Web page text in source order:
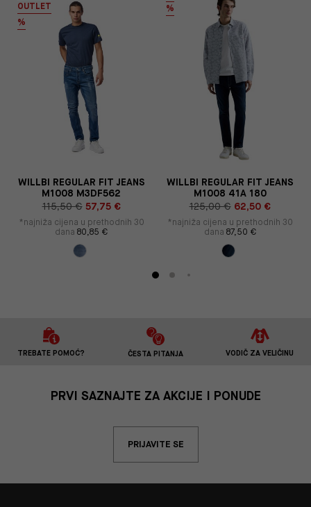
OUTLET
%
WILLBI REGULAR FIT JEANS
M1008 M3DF562
115,50 € 57,75 €
*najniža cijena u prethodnih 30
dana 80,85 €
%
WILLBI REGULAR FIT JEANS
M1008 41A 180
125,00 € 62,50 €
*najniža cijena u prethodnih 30
dana 87,50 €
TREBATE POMOĆ? ČESTA PITANJA VODIČ ZA VELIČINU
PRVI SAZNAJTE ZA AKCIJE I PONUDE
PRIJAVITE SE